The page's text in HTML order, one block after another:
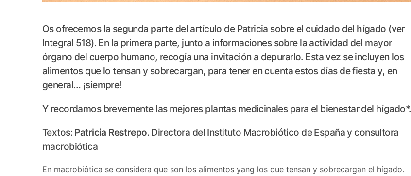
Os ofrecemos la segunda parte del artículo de Patricia sobre el cuidado del hígado (ver
Integral 518). En la primera parte, junto a informaciones sobre la actividad del mayor
órgano del cuerpo humano, recogía una invitación a depurarlo. Esta vez se incluyen los
alimentos que lo tensan y sobrecargan, para tener en cuenta estos días de fiesta y, en
general… ¡siempre!
Y recordamos brevemente las mejores plantas medicinales para el bienestar del hígado*.
Textos: Patricia Restrepo. Directora del Instituto Macrobiótico de España y consultora
macrobiótica
En macrobiótica se considera que son los alimentos yang los que tensan y sobrecargan el hígado.